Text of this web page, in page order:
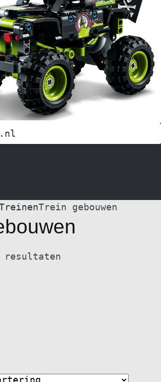
Trein gebouwen
resultaten